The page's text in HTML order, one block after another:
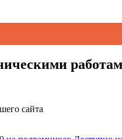
сайта